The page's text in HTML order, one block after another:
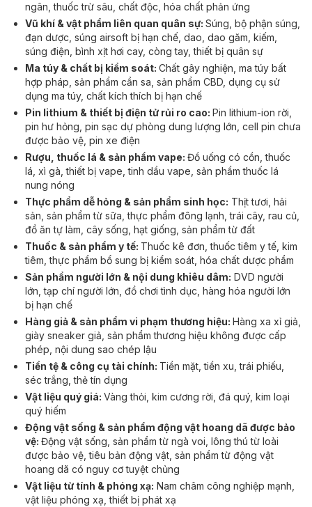
ngân, thuốc trừ sâu, chất độc, hóa chất phản ứng
Vũ khí & vật phẩm liên quan quân sự: Súng, bộ phận súng,
đạn dược, súng airsoft bị hạn chế, dao, dao găm, kiếm,
súng điện, bình xịt hơi cay, còng tay, thiết bị quân sự
Ma túy & chất bị kiểm soát: Chất gây nghiện, ma túy bất
hợp pháp, sản phẩm cần sa, sản phẩm CBD, dụng cụ sử
dụng ma túy, chất kích thích bị hạn chế
Pin lithium & thiết bị điện tử rủi ro cao: Pin lithium-ion rời,
pin hư hỏng, pin sạc dự phòng dung lượng lớn, cell pin chưa
được bảo vệ, pin xe điện
Rượu, thuốc lá & sản phẩm vape: Đồ uống có cồn, thuốc
lá, xì gà, thiết bị vape, tinh dầu vape, sản phẩm thuốc lá
nung nóng
Thực phẩm dễ hỏng & sản phẩm sinh học: Thịt tươi, hải
sản, sản phẩm từ sữa, thực phẩm đông lạnh, trái cây, rau củ,
đồ ăn tự làm, cây sống, hạt giống, sản phẩm từ đất
Thuốc & sản phẩm y tế: Thuốc kê đơn, thuốc tiêm y tế, kim
tiêm, thực phẩm bổ sung bị kiểm soát, hóa chất dược phẩm
Sản phẩm người lớn & nội dung khiêu dâm: DVD người
lớn, tạp chí người lớn, đồ chơi tình dục, hàng hóa người lớn
bị hạn chế
Hàng giả & sản phẩm vi phạm thương hiệu: Hàng xa xỉ giả,
giày sneaker giả, sản phẩm thương hiệu không được cấp
phép, nội dung sao chép lậu
Tiền tệ & công cụ tài chính: Tiền mặt, tiền xu, trái phiếu,
séc trắng, thẻ tín dụng
Vật liệu quý giá: Vàng thỏi, kim cương rời, đá quý, kim loại
quý hiếm
Động vật sống & sản phẩm động vật hoang dã được bảo
vệ: Động vật sống, sản phẩm từ ngà voi, lông thú từ loài
được bảo vệ, tiêu bản động vật, sản phẩm từ động vật
hoang dã có nguy cơ tuyệt chủng
Vật liệu từ tính & phóng xạ: Nam châm công nghiệp mạnh,
vật liệu phóng xạ, thiết bị phát xạ